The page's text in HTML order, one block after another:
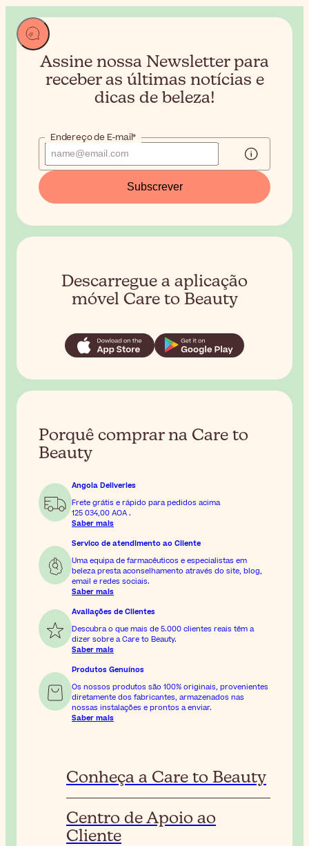
Assine nossa Newsletter para
receber as últimas notícias e
dicas de beleza!
Endereço de E-mail*
Subscrever
Descarregue a aplicação
móvel Care to Beauty
Porquê comprar na Care to
Beauty
Angola Deliveries
Frete grátis e rápido para pedidos acima
125 034,00 AOA .
Saber mais
Servico de atendimento ao Cliente
Uma equipa de farmacêuticos e especialistas em
beleza presta aconselhamento através do site, blog,
email e redes sociais.
Saber mais
Avaliações de Clientes
Descubra o que mais de 5.000 clientes reais têm a
dizer sobre a Care to Beauty.
Saber mais
Produtos Genuínos
Os nossos produtos são 100% originais, provenientes
diretamente dos fabricantes, armazenados nas
nossas instalações e prontos a enviar.
Saber mais
Conheça a Care to Beauty
Centro de Apoio ao
Cliente